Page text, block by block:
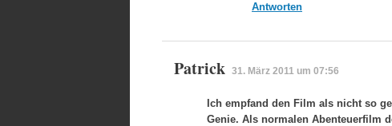
Antworten
Patrick 31. März 2011 um 07:56
Ich empfand den Film als nicht so
Genie. Als normalen Abenteuerfilm